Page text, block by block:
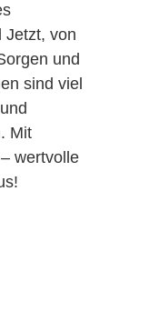
Jetzt, von
und
sind viel
Mit
wertvolle